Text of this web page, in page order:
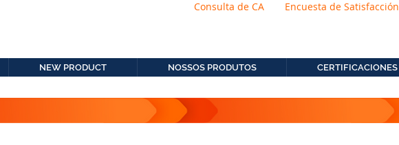
NEW PRODUCT NOSSOS PRODUTOS CERTIFICACIONES
Consulta de CA Encuesta de Satisfacción